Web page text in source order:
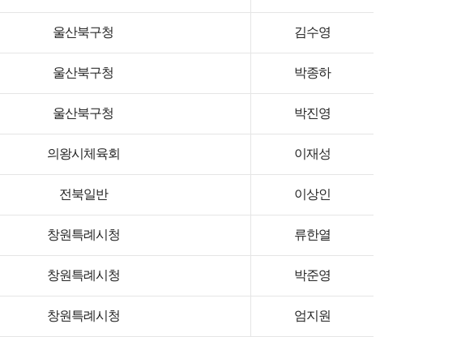
울산북구청 김수영
울산북구청 박종하
울산북구청 박진영
의왕시체육회 이재성
전북일반 이상인
창원특례시청 류한열
창원특례시청 박준영
창원특례시청 엄지원